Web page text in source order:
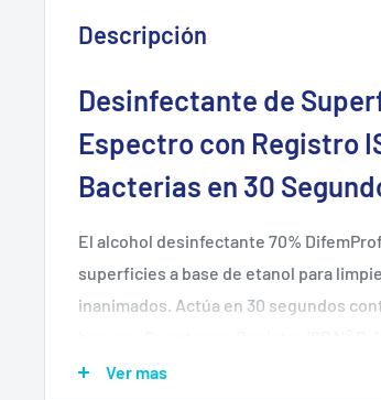
Descripción
Desinfectante de
Espectro con Registro
Bacterias en 30
El alcohol desinfectante 70%
superficies a base de etanol para
inanimados. Actúa en 30 segundos
🧫Elimina 99,99% de bacterias
Ver mas